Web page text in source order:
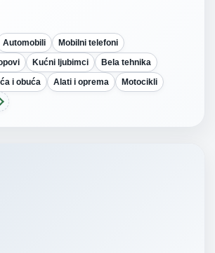
Automobili
Mobilni telefoni
Kućni ljubimci
Bela tehnika
i obuća Alati i oprema
Motocikli